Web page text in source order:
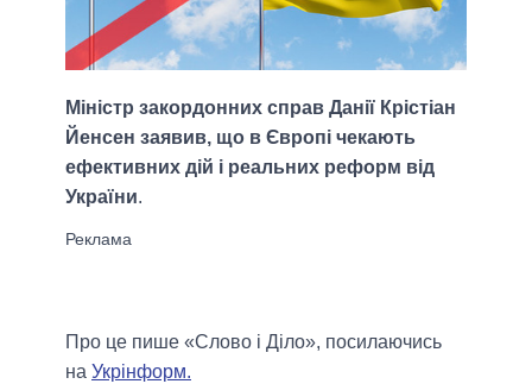
Міністр закордонних справ Данії Крістіан
Йенсен заявив, що в Європі чекають
ефективних дій і реальних реформ від
України.
Про це пише «Слово і Діло», посилаючись
на Укрінформ.